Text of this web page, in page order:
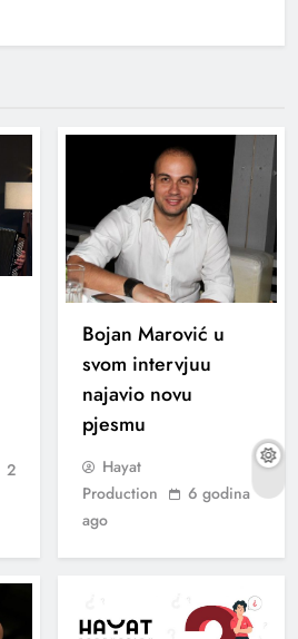
2
Bojan Marović u
svom intervjuu
najavio novu
pjesmu
Hayat
Production
6 godina
ago